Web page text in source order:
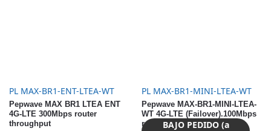
PL MAX-BR1-ENT-LTEA-WT
Pepwave MAX BR1 LTEA ENT
4G-LTE 300Mbps router
throughput
PL MAX-BR1-MINI-LTEA-WT
Pepwave MAX-BR1-MINI-LTEA-
WT 4G-LTE (Failover).100Mbps
router throughput
BAJO PEDIDO (a